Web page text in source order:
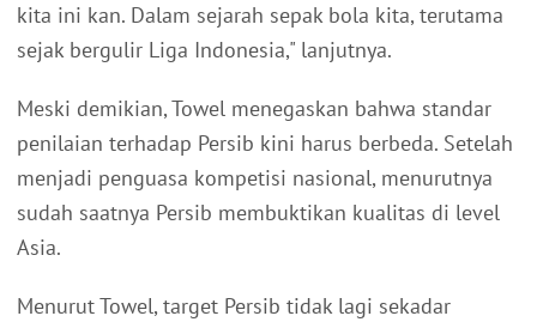
kita ini kan. Dalam sejarah sepak bola kita, terutama
sejak bergulir Liga Indonesia," lanjutnya.
Meski demikian, Towel menegaskan bahwa standar
penilaian terhadap Persib kini harus berbeda. Setelah
menjadi penguasa kompetisi nasional, menurutnya
sudah saatnya Persib membuktikan kualitas di level
Asia.
Menurut Towel, target Persib tidak lagi sekadar